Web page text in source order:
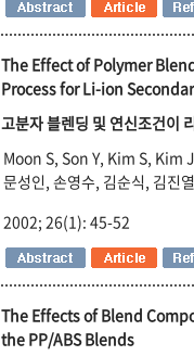
The Effect of Polymer
Process for Li-ion
고분자 블렌딩 및 연신조건이
Moon S, Son Y, Kim S, Kim J
문성인, 손영수, 김순식, 김진열
2002; 26(1): 45-52
The Effects of Blend
the PP/ABS Blends